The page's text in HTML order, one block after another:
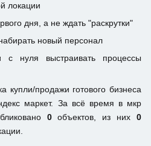
локации
дня, а не ждать "раскрутки"
новый персонал
нуля выстраивать процессы
продажи готового бизнеса
маркет. За всё время в мкр
0объектов, из них0